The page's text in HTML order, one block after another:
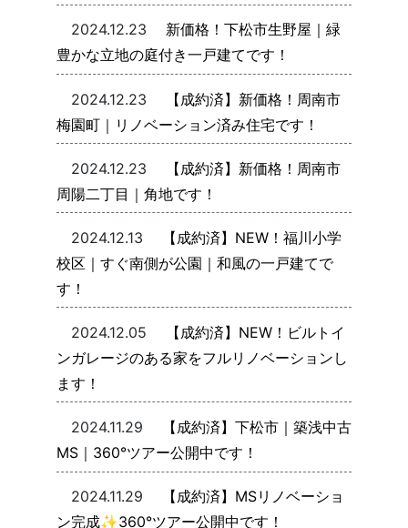
2024.12.23
新価格！下松市生野屋｜緑
豊かな立地の庭付き一戸建てです！
2024.12.23
【成約済】新価格！周南市
梅園町｜リノベーション済み住宅です！
2024.12.23
【成約済】新価格！周南市
周陽二丁目｜角地です！
2024.12.13
【成約済】NEW！福川小学
校区｜すぐ南側が公園｜和風の一戸建てで
す！
2024.12.05
【成約済】NEW！ビルトイ
ンガレージのある家をフルリノベーションし
ます！
2024.11.29
【成約済】下松市｜築浅中古
MS｜360°ツアー公開中です！
2024.11.29
【成約済】MSリノベーショ
ン完成✨360°ツアー公開中です！